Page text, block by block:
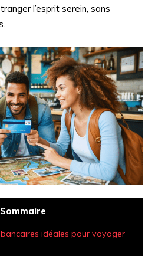
l’esprit serein, sans
Sommaire
idéales pour voyager